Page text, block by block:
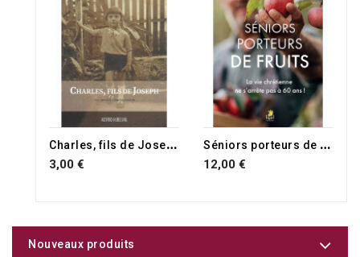
C
harles, fils de Joseph
3,00 €
S
éniors porteurs de fruits
12,00 €
Nouveaux produits